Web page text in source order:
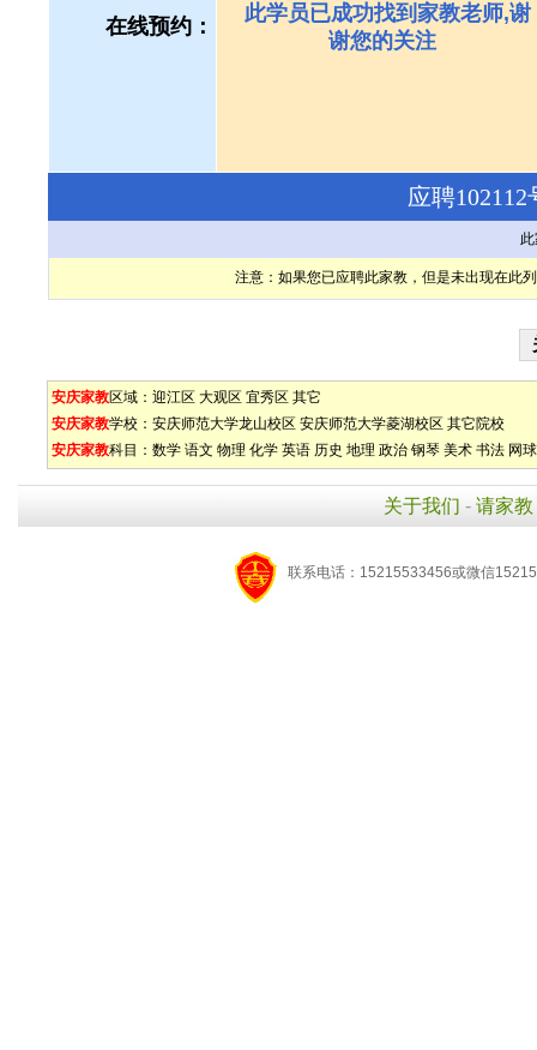
在线预约：
此学员已成功找到家教老师,谢
谢您的关注
应聘
注意：如果您已应聘此家教，但是未出现在此
安庆家教区域： 迎江区 大观区 宜秀区 其它
安庆家教学校： 安庆师范大学龙山校区 安庆师范大学菱湖校区 其它院校
安庆家教科目： 数学 语文 物理 化学 英语 历史 地理 政治 钢琴 美术 书法 网球
关于我们 - 请家教
联系电话：15215533456或微信